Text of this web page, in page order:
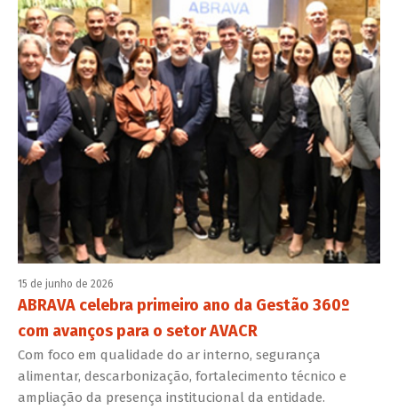
15 de junho de 2026
ABRAVA celebra primeiro ano da Gestão 360º
com avanços para o setor AVACR
Com foco em qualidade do ar interno, segurança
alimentar, descarbonização, fortalecimento técnico e
ampliação da presença institucional da entidade.